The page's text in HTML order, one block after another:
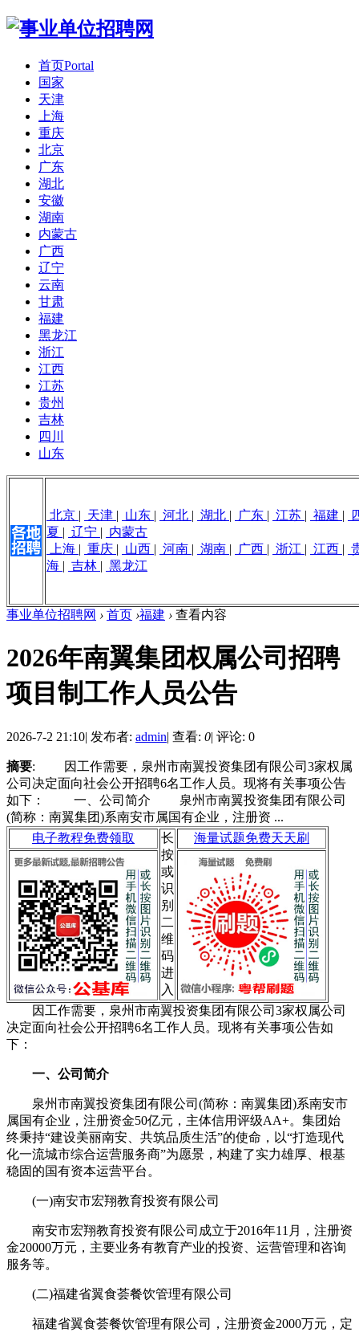
首页Portal
国家
天津
上海
重庆
北京
广东
湖北
安徽
湖南
内蒙古
广西
辽宁
云南
甘肃
福建
黑龙江
浙江
江西
江苏
贵州
吉林
四川
山东
北京 | 天津 | 山东 | 河北 | 湖北 | 广东 | 江苏 | 福建 |
夏 | 辽宁 | 内蒙古
上海 | 重庆 | 山西 | 河南 | 湖南 | 广西 | 浙江 | 江西 |
海 | 吉林 | 黑龙江
事业单位招聘网 › 首页 ›福建 › 查看内容
2026年南翼集团权属公司招聘
项目制工作人员公告
2026-7-2 21:10| 发布者: admin| 查看: 0| 评论: 0
摘要: 因工作需要，泉州市南翼投资集团有限公司3家权属
公司决定面向社会公开招聘6名工作人员。现将有关事项公告
如下： 一、公司简介 泉州市南翼投资集团有限公司
(简称：南翼集团)系南安市属国有企业，注册资 ...
电子教程免费领取
长
按
或
识
别
二
维
码
进
入
海量试题免费天天刷
因工作需要，泉州市南翼投资集团有限公司3家权属公司
决定面向社会公开招聘6名工作人员。现将有关事项公告如
下：
一、公司简介
泉州市南翼投资集团有限公司(简称：南翼集团)系南安市
属国有企业，注册资金50亿元，主体信用评级AA+。集团始
终秉持“建设美丽南安、共筑品质生活”的使命，以“打造现代
化一流城市综合运营服务商”为愿景，构建了实力雄厚、根基
稳固的国有资本运营平台。
(一)南安市宏翔教育投资有限公司
南安市宏翔教育投资有限公司成立于2016年11月，注册资
金20000万元，主要业务有教育产业的投资、运营管理和咨询
服务等。
(二)福建省翼食荟餐饮管理有限公司
福建省翼食荟餐饮管理有限公司，注册资金2000万元，定